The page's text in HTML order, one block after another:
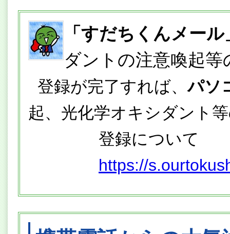
「すだちくんメール
ダントの注意喚起
登録が完了すれば、パソ
起、光化学オキシダント
登録について
https://